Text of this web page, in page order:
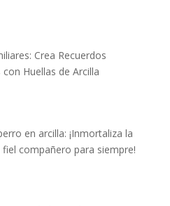
Crea Recuerdos
Huellas de Arcilla
en arcilla: ¡Inmortaliza la
compañero para siempre!